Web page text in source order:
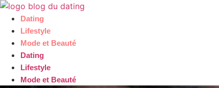
Aller
contenu
Dating
Lifestyle
Mode et Beauté
Dating
Lifestyle
Mode et Beauté